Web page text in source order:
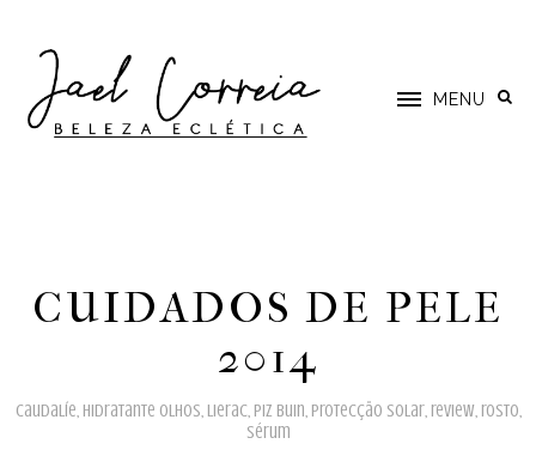
MENU
CUIDADOS DE PELE
2014
caudalíe, hidratante olhos, lierac, piz buin, protecção solar, review, rosto,
sérum